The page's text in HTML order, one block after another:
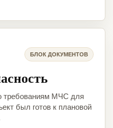
БЛОК ДОКУМЕНТОВ
требованиям МЧС для
был готов к плановой